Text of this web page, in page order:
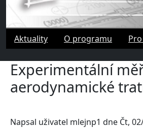
Aktuality O programu
Experimentální
aerodynamické
Napsal uživatel mlejnp1 dne Čt,